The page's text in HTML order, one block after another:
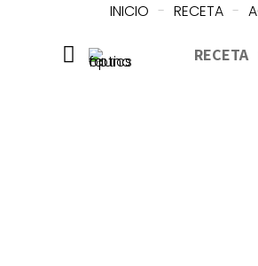
RECETA
INICIO - RECETA -